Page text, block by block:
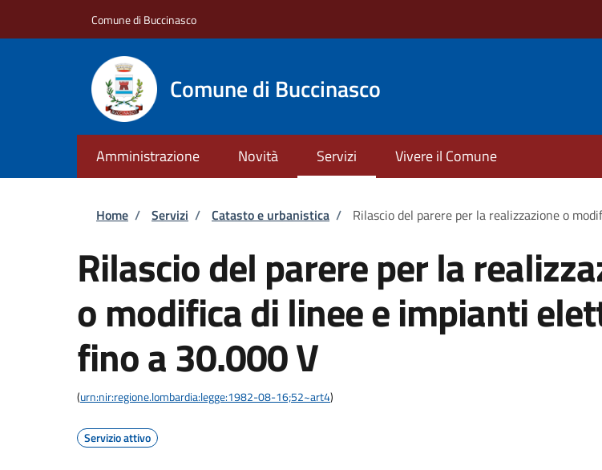
Comune di Buccinasco
Comune di Buccinasco
Amministrazione Novità Servizi Vivere il Comune
Briciole di pane
Home / Servizi / Catasto e urbanistica / Rilascio del parere per la realizzazione o
Rilascio del parere per la
o modifica di linee e impianti
fino a 30.000 V
(urn:nir:regione.lombardia:legge:1982-08-16;52~art4)
Servizio attivo